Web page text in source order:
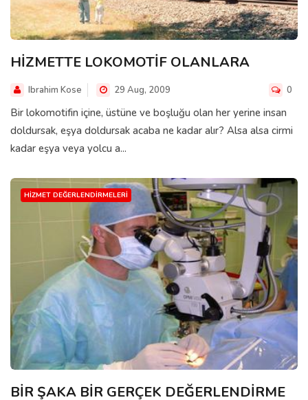
HİZMETTE LOKOMOTİF OLANLARA
Ibrahim Kose 29 Aug, 2009 0
Bir lokomotifin içine, üstüne ve boşluğu olan her yerine insan
doldursak, eşya doldursak acaba ne kadar alır? Alsa alsa cirmi
kadar eşya veya yolcu a...
HIZMET DEĞERLENDIRMELERI
BİR ŞAKA BİR GERÇEK DEĞERLENDİRME